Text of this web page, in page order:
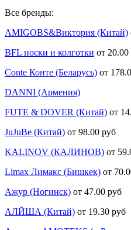
Все бренды:
AMIGOBS&Виктория (Китай)
BFL носки и колготки от 20.00
Conte Конте (Беларусь) от
DANNI (Армения)
FUTE & DOVER (Китай) от
JuJuBe (Китай) от 98.00 руб
KALINOV (КАЛИНОВ) от
Limax Лимакс (Бишкек) от
Ажур (Ногинск) от 47.00 руб
АЛЙША (Китай) от 19.30 руб